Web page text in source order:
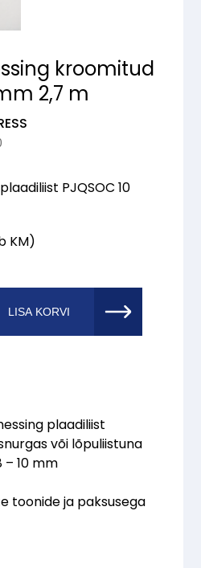
kroomitud
2,7 m
PJQSOC 10
KM)
LISA KORVI
plaadiliist
või lõpuliistuna
– 10 mm
toonide ja paksusega